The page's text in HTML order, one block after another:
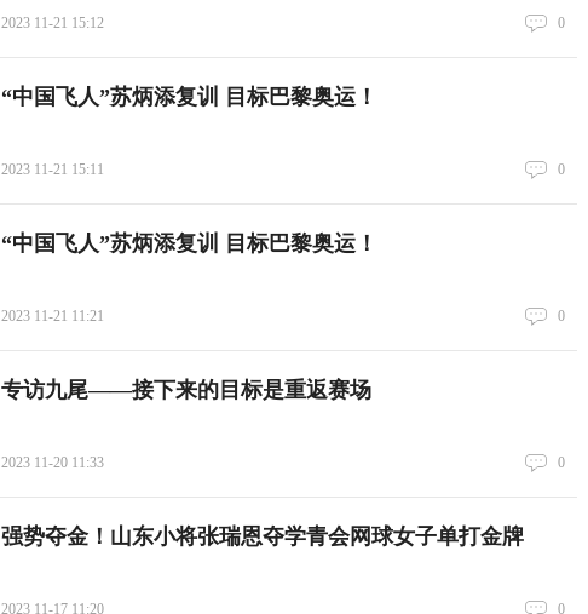
2023 11-21 15:12 0
“中国飞人”苏炳添复训 目标巴黎奥运！
2023 11-21 15:11 0
“中国飞人”苏炳添复训 目标巴黎奥运！
2023 11-21 11:21 0
专访九尾——接下来的目标是重返赛场
2023 11-20 11:33 0
强势夺金！山东小将张瑞恩夺学青会网球女子单打金牌
2023 11-17 11:20 0